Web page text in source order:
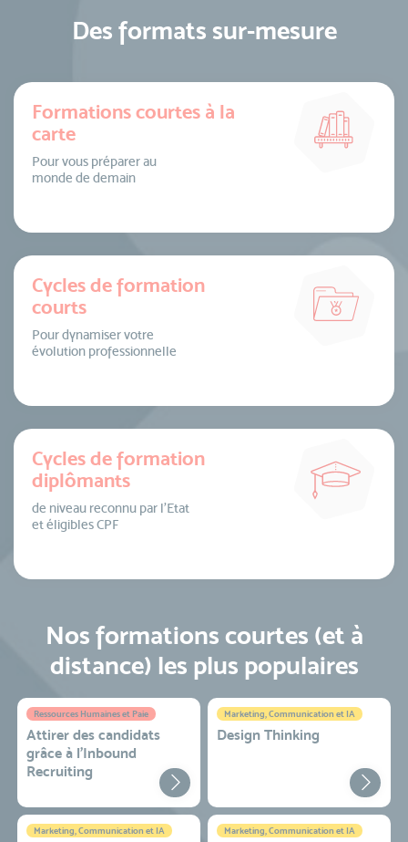
Des formats sur-mesure
Formations courtes à la
carte
Pour vous préparer au
monde de demain
Cycles de formation
courts
Pour dynamiser votre
évolution professionnelle
Cycles de formation
diplômants
de niveau reconnu par l’Etat
et éligibles CPF
Nos formations courtes (et à
distance) les plus populaires
Ressources Humaines et Paie
Attirer des candidats
grâce à l’Inbound
Recruiting
Marketing, Communication et IA
Design Thinking
Marketing, Communication et IA Marketing, Communication et IA